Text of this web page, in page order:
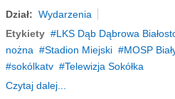
Dział: Wydarzenia
Etykiety
LKS Dąb Dąbrowa
nożna
Stadion Miejski MOSP
sokólkatv
Telewizja Sokółka
Czytaj dalej...